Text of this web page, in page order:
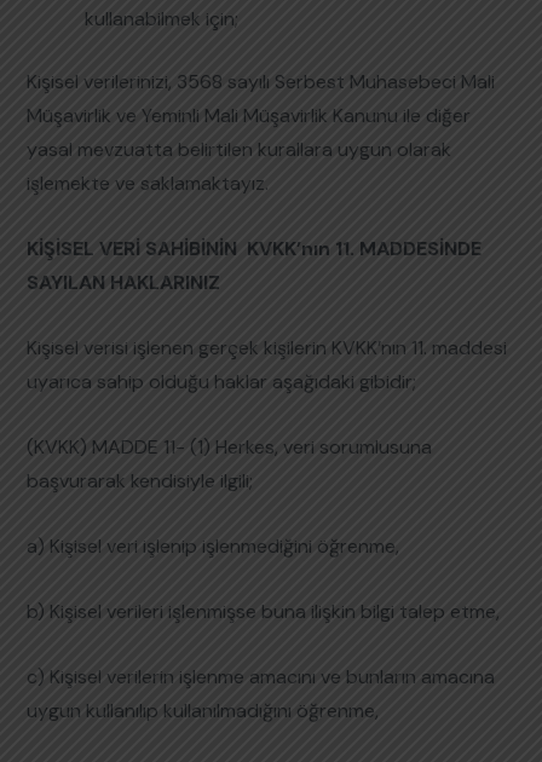
kullanabilmek için;
Kişisel verilerinizi, 3568 sayılı Serbest Muhasebeci Mali
Müşavirlik ve Yeminli Mali Müşavirlik Kanunu ile diğer
yasal mevzuatta belirtilen kurallara uygun olarak
işlemekte ve saklamaktayız.
KİŞİSEL VERİ SAHİBİNİN KVKK’nın 11. MADDESİNDE
SAYILAN HAKLARINIZ
Kişisel verisi işlenen gerçek kişilerin KVKK’nın 11. maddesi
uyarıca sahip olduğu haklar aşağıdaki gibidir;
(KVKK) MADDE 11- (1) Herkes, veri sorumlusuna
başvurarak kendisiyle ilgili;
a) Kişisel veri işlenip işlenmediğini öğrenme,
b) Kişisel verileri işlenmişse buna ilişkin bilgi talep etme,
c) Kişisel verilerin işlenme amacını ve bunların amacına
uygun kullanılıp kullanılmadığını öğrenme,